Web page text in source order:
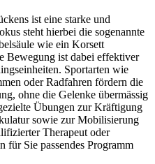
ist eine starke und
steht hierbei die sogenannte
wie ein Korsett
Bewegung ist dabei effektiver
Sportarten wie
oder Radfahren fördern die
ohne die Gelenke übermässig
Übungen zur Kräftigung
sowie zur Mobilisierung
Therapeut oder
für Sie passendes Programm